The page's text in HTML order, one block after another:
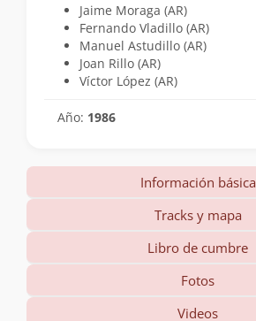
Jaime Moraga (AR)
Fernando Vladillo (AR)
Manuel Astudillo (AR)
Joan Rillo (AR)
Víctor López (AR)
Año: 1986
Información básica
Tracks y mapa
Libro de cumbre
Fotos
Videos